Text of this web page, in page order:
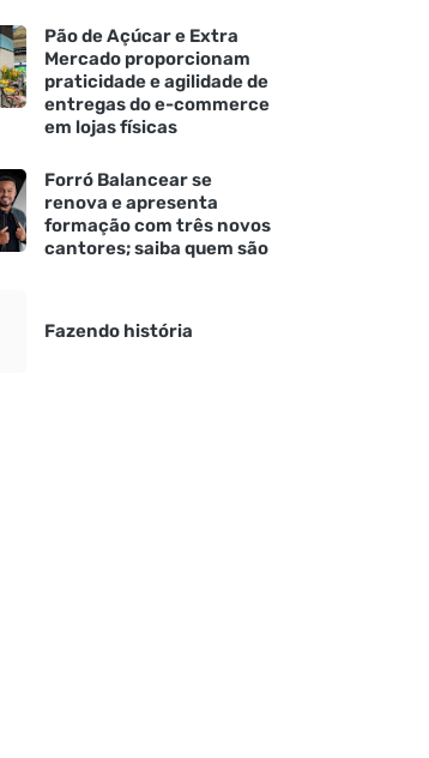
Pão de Açúcar e Extra
Mercado proporcionam
praticidade e agilidade de
entregas do e-commerce
em lojas físicas
Forró Balancear se
renova e apresenta
formação com três novos
cantores; saiba quem são
Fazendo história